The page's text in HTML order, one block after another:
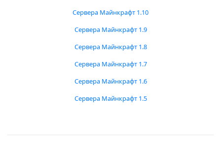
Сервера Майнкрафт 1.10
Сервера Майнкрафт 1.9
Сервера Майнкрафт 1.8
Сервера Майнкрафт 1.7
Сервера Майнкрафт 1.6
Сервера Майнкрафт 1.5